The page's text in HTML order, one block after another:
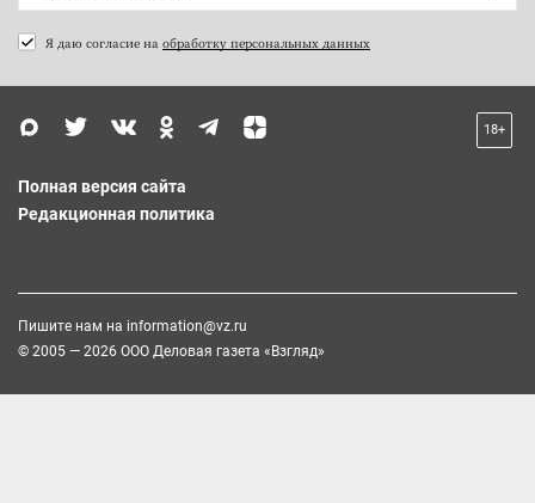
Я даю согласие на обработку персональных данных
18+
Полная версия сайта
Редакционная политика
Пишите нам на information@vz.ru
© 2005 — 2026 ООО Деловая газета «Взгляд»